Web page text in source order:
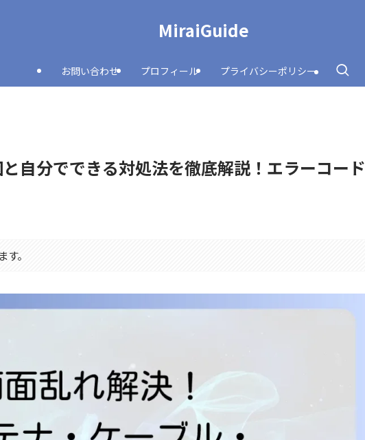
MiraiGuide
お問い合わせ プロフィール プライバシーポリシー
自分でできる対処法を徹底解説！エラーコード
。